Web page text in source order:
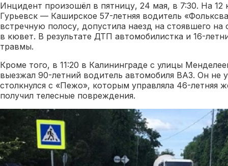
Инцидент произошёл в пятницу, 24 мая, в 7:30. На 12
Гурьевск — Каширское 57-летняя водитель
встречную полосу, допустила наезд на стоявшего
в кювет. В результате ДТП автомобилистка и 16-
травмы.
Кроме того, в 11:20 в Калининграде с улицы
выезжал 90-летний водитель автомобиля ВАЗ. Он не
столкнулся с «Пежо», которым управляла 46-летняя
получил телесные повреждения.